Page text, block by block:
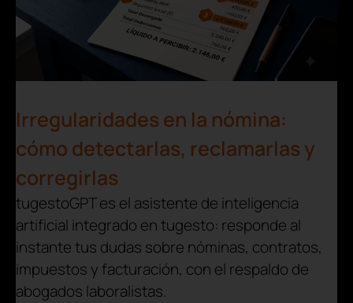
Irregularidades en la nómina:
cómo detectarlas, reclamarlas y
corregirlas
tugestoGPT es el asistente de inteligencia
artificial integrado en tugesto: responde al
instante tus dudas sobre nóminas, contratos,
impuestos y facturación, con el respaldo de
abogados laboralistas.